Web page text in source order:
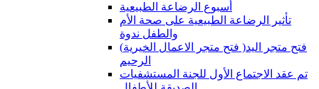
أسبوع الرضاعة الطبيعية
تأثير الرضاعة الطبيعية على صحة الأم
والطفل ندوة
(فتح متجر الاعمال الخيرية )فتح متجر اليد
الرحيم
تم عقد الاجتماع الأول للجنة المستشفيات